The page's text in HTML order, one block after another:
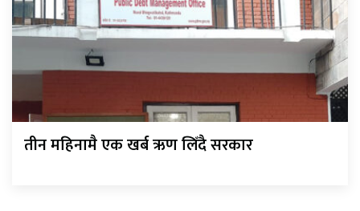
तीन महिनामै एक खर्ब ऋण लिँदै सरकार